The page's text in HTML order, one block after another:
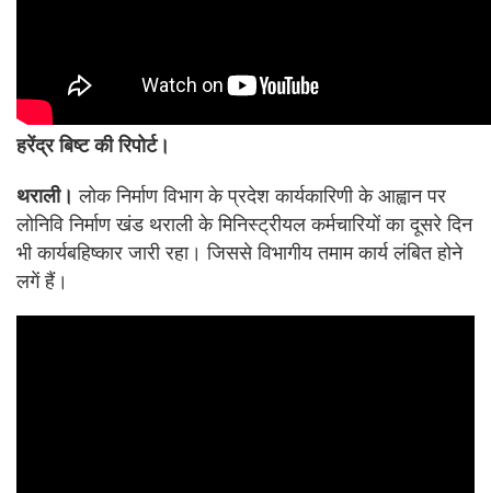
हरेंद्र बिष्ट की रिपोर्ट।
थराली। लोक निर्माण विभाग के प्रदेश कार्यकारिणी के आह्वान पर
लोनिवि निर्माण खंड थराली के मिनिस्ट्रीयल कर्मचारियों का दूसरे दिन
भी कार्यबहिष्कार जारी रहा। जिससे विभागीय तमाम कार्य लंबित होने
लगें हैं।